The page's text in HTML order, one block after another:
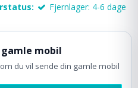
Fjernlager: 4-6 dage
mobil
du vil sende din gamle mobil